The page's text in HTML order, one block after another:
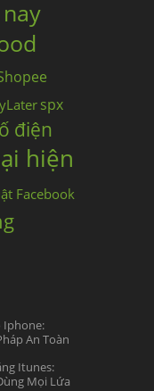
spx
điện
hiện
Facebook
Iphone:
An Toàn
Itunes:
Mọi Lứa